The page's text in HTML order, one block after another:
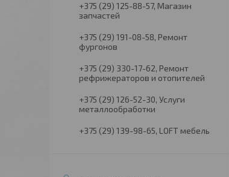
+375 (29) 125-88-57 Магазин
запчастей
+375 (29) 191-08-58 Ремонт
фургонов
+375 (29) 330-17-62 Ремонт
рефрижераторов и отопителей
+375 (29) 126-52-30 Услуги
металлообработки
+375 (29) 139-98-65 LOFT мебель